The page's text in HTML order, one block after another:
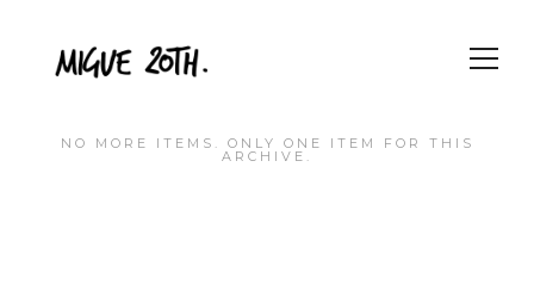
NO MORE ITEMS. ONLY ONE ITEM FOR THIS
ARCHIVE.